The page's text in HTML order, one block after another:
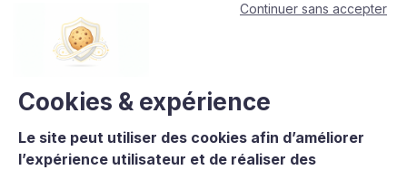
11, avenue de l'Opéra - 75001 Paris
contact@lesacteursducommerce.com
+33 1 53 43 82 60
Le CNCC est un organisme de formation enregistré sous le numéro
11756688975 auprès du préfet de région d’Île-de-France. La
Continuer sans accepter
Cookies & expérience
Le site peut utiliser des cookies afin d’améliorer
l’expérience utilisateur et de réaliser des